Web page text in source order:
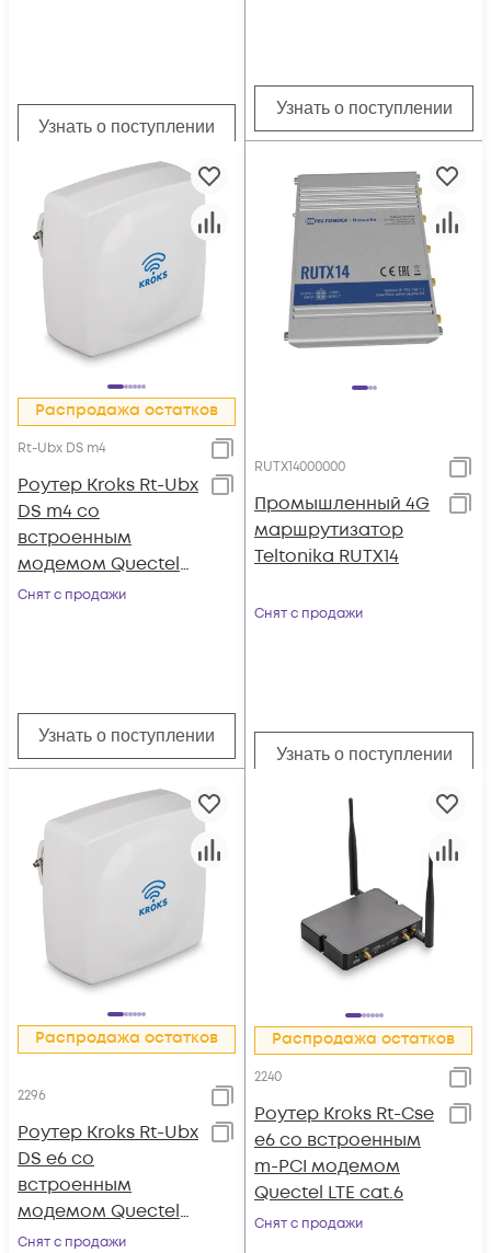
Узнать о поступлении
Узнать о поступлении
Распродажа остатков
Rt-Ubx DS m4
Роутер Kroks Rt-Ubx
DS m4 со
встроенным
модемом Quectel
LTE cat.4
Снят с продажи
Узнать о поступлении
RUTX14000000
Промышленный 4G
маршрутизатор
Teltonika RUTX14
Снят с продажи
Узнать о поступлении
Распродажа остатков
2296
Роутер Kroks Rt-Ubx
DS e6 со
встроенным
модемом Quectel
LTE cat.6
Снят с продажи
Распродажа остатков
2240
Роутер Kroks Rt-Cse
e6 со встроенным
m-PCI модемом
Quectel LTE cat.6
Снят с продажи